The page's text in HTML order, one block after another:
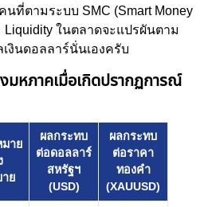
ที่ตามระบบ SMC (Smart Money
Liquidity ในตลาดจะแปรผันตาม
งินดอลลาร์นั่นเองครับ
มหภาคเมื่อเกิดปรากฏการณ์
าย
ย
ผลกระทบ
ต่อดอลลาร์
สหรัฐฯ
(USD)
ผลกระทบ
ต่อราคา
ทองคำ
(XAUUSD)